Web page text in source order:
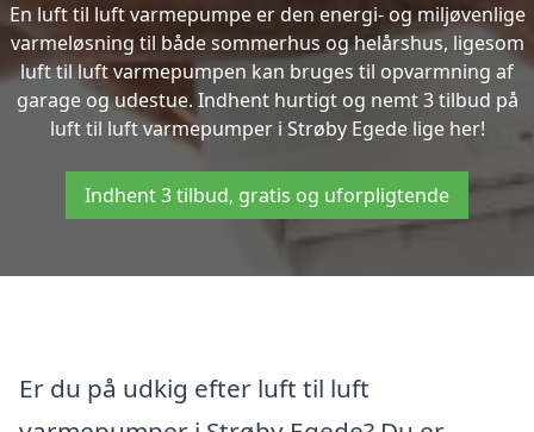
En luft til luft varmepumpe er den energi- og miljøvenlige
varmeløsning til både sommerhus og helårshus, ligesom
luft til luft varmepumpen kan bruges til opvarmning af
garage og udestue. Indhent hurtigt og nemt 3 tilbud på
luft til luft varmepumper i Strøby Egede lige her!
Indhent 3 tilbud, gratis og uforpligtende
Er du på udkig efter luft til luft